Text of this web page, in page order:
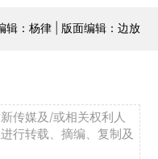
辑：杨律 | 版面编辑：边放
传媒及/或相关权利人
行转载、摘编、复制及